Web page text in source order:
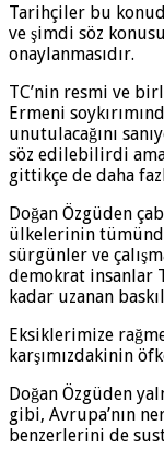
Tarihçiler bu
ve şimdi söz
onaylanmasıdır.
TC’nin resmi ve
Ermeni
unutulacağını
söz edilebilirdi ama
gittikçe de daha
Doğan Özgüden
ülkelerinin
sürgünler ve
demokrat insanlar
kadar uzanan
Eksiklerimize
karşımızdakinin
Doğan Özgüden
gibi, Avrupa’nın
benzerlerini de